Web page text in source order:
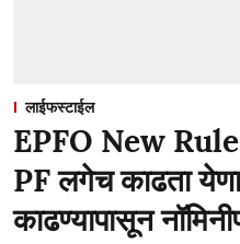
लाईफस्टाईल
EPFO New
PF लगेच काढता
काढण्यापासून